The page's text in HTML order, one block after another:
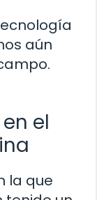
aún
el
la que